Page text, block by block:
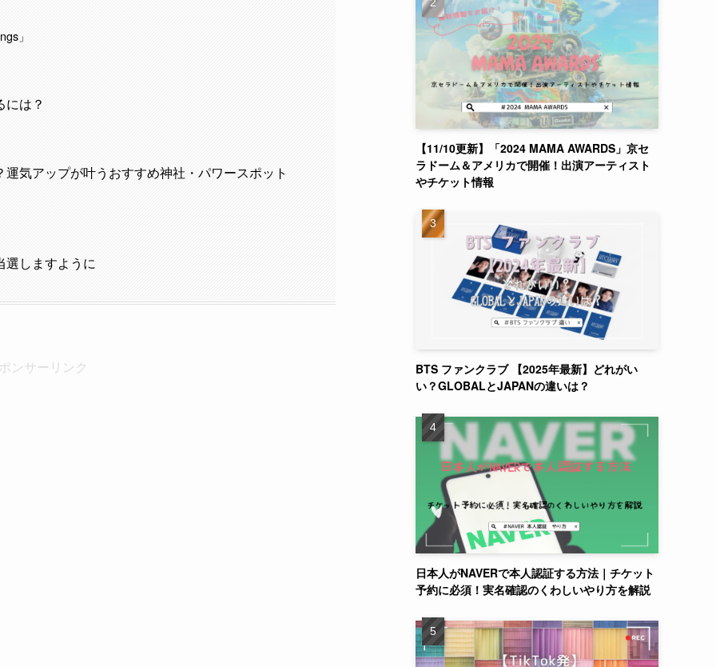
」
は？
気アップが叶うおすすめ神社・パワースポット
選しますように
ンサーリンク
【11/10更新】「2024 MAMA AWARDS」京セ
ラドーム＆アメリカで開催！出演アーティスト
やチケット情報
BTS ファンクラブ 【2025年最新】どれがい
い？GLOBALとJAPANの違いは？
日本人がNAVERで本人認証する方法｜チケット
予約に必須！実名確認のくわしいやり方を解説